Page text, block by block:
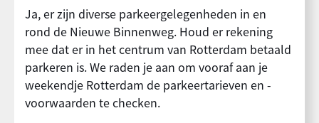
Ja, er zijn diverse parkeergelegenheden in en
rond de Nieuwe Binnenweg. Houd er rekening
mee dat er in het centrum van Rotterdam betaald
parkeren is. We raden je aan om vooraf aan je
weekendje Rotterdam de parkeertarieven en -
voorwaarden te checken.